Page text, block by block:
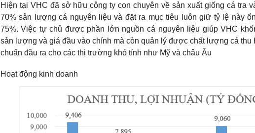
Hiện tại VHC đã sở hữu công ty con chuyên về sản xuất giống cá tra
70% sản lượng cá nguyên liệu và đặt ra mục tiêu luôn giữ tỷ lệ này
75%. Việc tự chủ được phần lớn nguồn cá nguyên liệu giúp VHC
sản lượng và giá đầu vào chính mà còn quản lý được chất lượng cá thu
chuẩn đầu ra cho các thị trường khó tính như Mỹ và châu Âu
Hoạt động kinh doanh